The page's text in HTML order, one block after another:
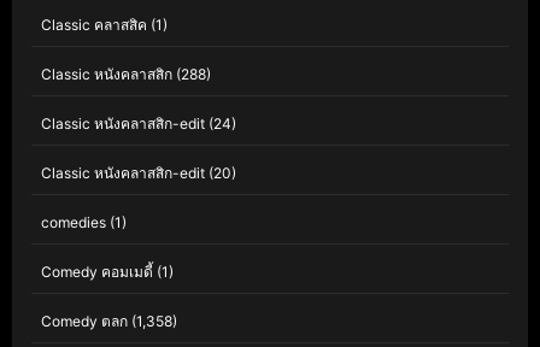
Classic คลาสสิค (1)
Classic หนังคลาสสิก (288)
Classic หนังคลาสสิก-edit (24)
Classic หนังคลาสสิก-edit (20)
comedies (1)
Comedy คอมเมดี้ (1)
Comedy ตลก (1,358)